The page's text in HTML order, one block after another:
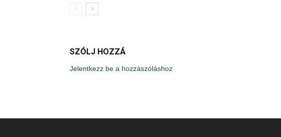
SZÓLJ HOZZÁ
Jelentkezz be a hozzászóláshoz